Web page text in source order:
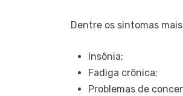
Dentre os sintomas
Insônia;
Fadiga crônica;
Problemas de